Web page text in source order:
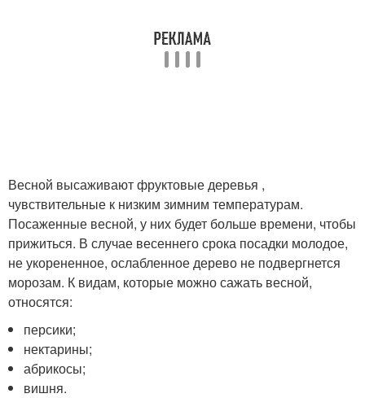
Весной высаживают фруктовые деревья ,
чувствительные к низким зимним температурам.
Посаженные весной, у них будет больше времени, чтобы
прижиться. В случае весеннего срока посадки молодое,
не укорененное, ослабленное дерево не подвергнется
морозам. К видам, которые можно сажать весной,
относятся:
персики;
нектарины;
абрикосы;
вишня.